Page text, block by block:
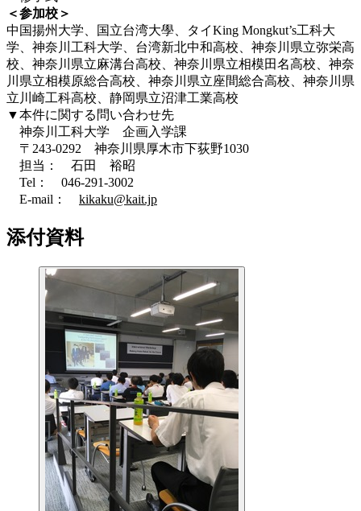
＜参加校＞
中国揚州大学、国立台湾大學、タイKing Mongkut’s工科大
学、神奈川工科大学、台湾新北中和高校、神奈川県立弥栄高
校、神奈川県立麻溝台高校、神奈川県立相模田名高校、神奈
川県立相模原総合高校、神奈川県立座間総合高校、神奈川県
立川崎工科高校、静岡県立沼津工業高校
▼本件に関する問い合わせ先
神奈川工科大学 企画入学課
〒243-0292 神奈川県厚木市下荻野1030
担当： 石田 裕昭
Tel： 046-291-3002
E-mail： kikaku@kait.jp
添付資料